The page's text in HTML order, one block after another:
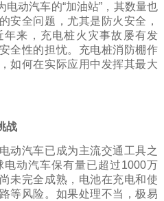
动汽车的“加油站”，其数量也
安全问题，尤其是防火安全，
来，充电桩火灾事故屡有发
全性的担忧。充电桩消防棚作
如何在实际应用中发挥其最大
战
动汽车已成为主流交通工具之
动汽车保有量已超过1000万
未完全成熟，电池在充电和使
等风险。如果处理不当，极易